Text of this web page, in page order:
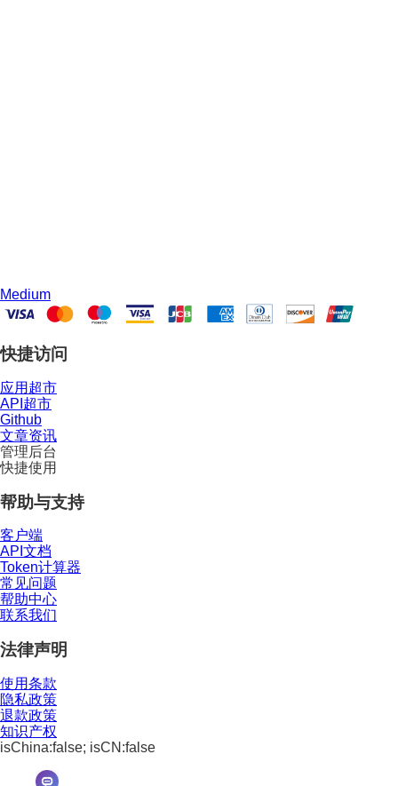
Medium
快捷访问
应用超市
API超市
Github
文章资讯
管理后台
快捷使用
帮助与支持
客户端
API文档
Token计算器
常见问题
帮助中心
联系我们
法律声明
使用条款
隐私政策
退款政策
知识产权
isChina:false; isCN:false